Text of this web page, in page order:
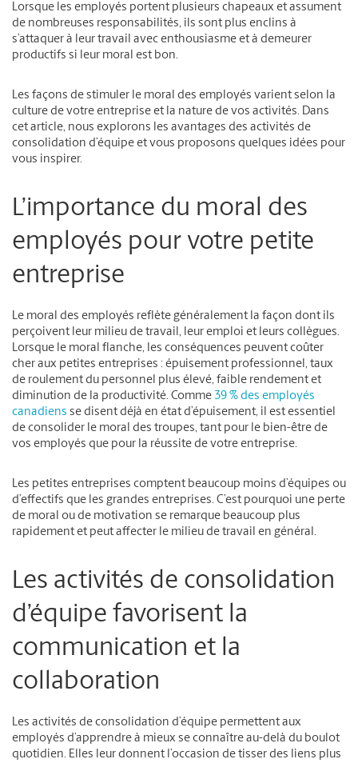
Lorsque les employés portent plusieurs chapeaux et assument
de nombreuses responsabilités, ils sont plus enclins à
s’attaquer à leur travail avec enthousiasme et à demeurer
productifs si leur moral est bon.
Les façons de stimuler le moral des employés varient selon la
culture de votre entreprise et la nature de vos activités. Dans
cet article, nous explorons les avantages des activités de
consolidation d’équipe et vous proposons quelques idées pour
vous inspirer.
L’importance du moral des
employés pour votre petite
entreprise
Le moral des employés reflète généralement la façon dont ils
perçoivent leur milieu de travail, leur emploi et leurs collègues.
Lorsque le moral flanche, les conséquences peuvent coûter
cher aux petites entreprises : épuisement professionnel, taux
de roulement du personnel plus élevé, faible rendement et
diminution de la productivité. Comme 39 % des employés
canadiens se disent déjà en état d’épuisement, il est essentiel
de consolider le moral des troupes, tant pour le bien-être de
vos employés que pour la réussite de votre entreprise.
Les petites entreprises comptent beaucoup moins d’équipes ou
d’effectifs que les grandes entreprises. C’est pourquoi une perte
de moral ou de motivation se remarque beaucoup plus
rapidement et peut affecter le milieu de travail en général.
Les activités de consolidation
d’équipe favorisent la
communication et la
collaboration
Les activités de consolidation d’équipe permettent aux
employés d’apprendre à mieux se connaître au-delà du boulot
quotidien. Elles leur donnent l’occasion de tisser des liens plus